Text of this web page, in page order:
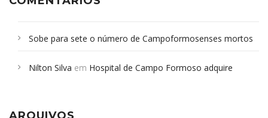
Sobe para sete o número de Campoformosenses mortos
Campoformosenses que morreram em desabamentos são
Nilton Silva em Hospital de Campo Formoso adquire